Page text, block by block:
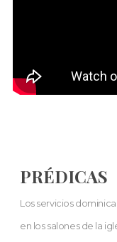
PRÉDICAS
Los servicios
en los salones de la